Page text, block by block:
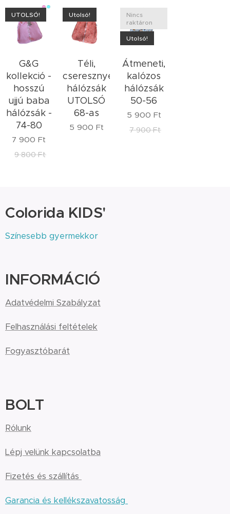
G&G
kollekció -
hosszú
ujjú baba
hálózsák -
74-80
UTOLSÓ!
7 900 Ft
9 800Ft
Téli,
cseresznyés
hálózsák
UTOLSÓ
68-as
Utolsó!
5 900 Ft
Átmeneti,
kalózos
hálózsák
50-56
Nincs
raktáron
Utolsó!
5 900 Ft
7 900Ft
Colorida KIDS'
Színesebb gyermekkor
INFORMÁCIÓ
Adatvédelmi Szabályzat
Felhasználási feltételek
Fogyasztóbarát
BOLT
Rólunk
Lépj velünk kapcsolatba
Fizetés és szállítás
Garancia és kellékszavatosság